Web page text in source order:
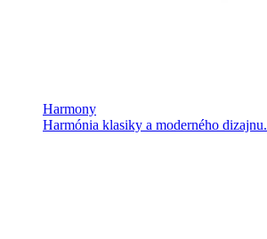
Harmony
Harmónia klasiky a moderného dizajnu.